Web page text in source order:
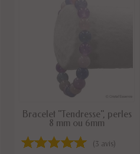
DISPONIBLE
Bracelet "Tendresse", perles
8 mm ou 6mm
(3 avis)